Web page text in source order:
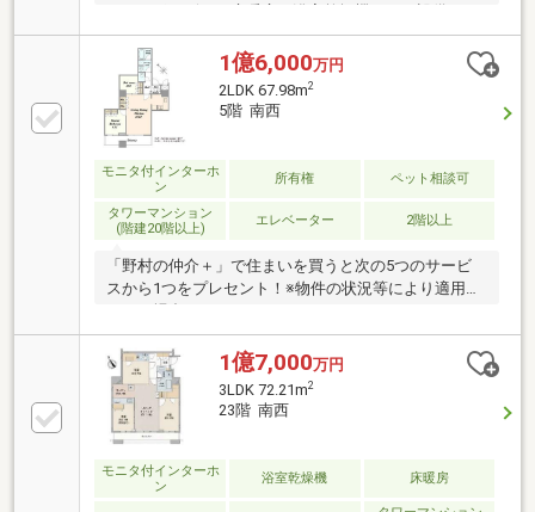
ディスポーザー・床暖房・浴室乾燥機などの設備はも
ちろん、豊富な共用施設にあります。リラクゼーショ
ンルーム・フィットネスルーム・プライベートバス・
ビューラウンジ・シアタールーム・ゲストルーム・コ
ンシェルジュサービスなど住まいに高い利便性を求め
る方に向くマンションです地下1階にスーパーもあり
毎日の買い物も便利です。24時間セキュリティシステ
ム・オートロックが住まいの安全を守ります。最寄り
駅は、東京メトロ有楽町線東池袋駅で駅直結1分、池
袋駅も徒歩8分と多路線利用可な立地です。
1億6,000万円
2LDK 67.98m2
5階 南西
モニタ付インターホ
ン
所有権 ペット相談可
タワーマンション
(階建20階以上)
エレベーター 2階以上
「野村の仲介＋」で住まいを買うと次の5つのサービ
スから1つをプレセント！※物件の状況等により適用で
きない場合もあります。・・・・・・・・・・・A）
10年駆けつけ-----安心と快適をサポートB）住宅設備チ
ェック---住んだ後も安心をC）選べる住まいクリーニ
ングまたはハウスコーティングD）セコム・ホームセ
キュリティE) 三越伊勢丹ホームパーティーギフ
ト・・・・・・・・・・・物件の詳細・サービスのご
利用等については担当者へお気軽にお問い合わせくだ
さい。
1億7,000万円
3LDK 72.21m2
23階 南西
モニタ付インターホ
ン
浴室乾燥機 床暖房